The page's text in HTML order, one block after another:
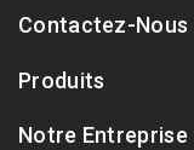
Contactez-Nous
Produits
Notre Entreprise